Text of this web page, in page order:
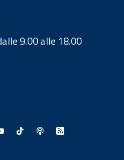
9.00 alle 18.00
- Apertura in nuova finestra
Apertura in nuova finestra
Sito esterno - Apertura in
- Sito esterno - Apertura in
- Sito esterno -
TikTok - Sito esterno -
Spreaker - Sito
Feed RSS -